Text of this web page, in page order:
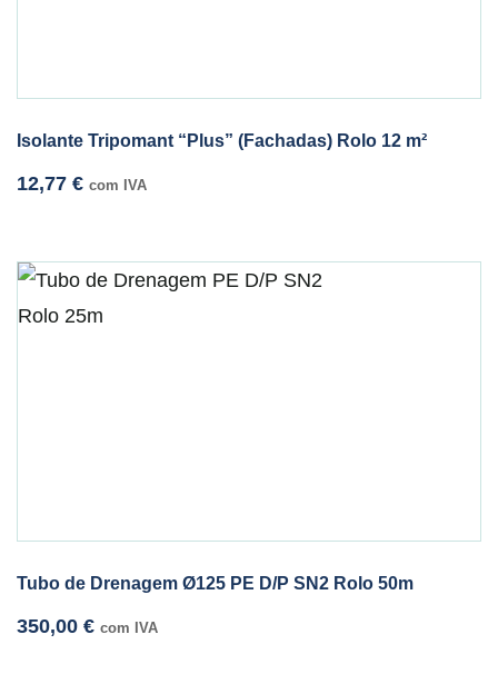
Isolante Tripomant “Plus” (Fachadas) Rolo 12 m²
12,77 € com IVA
Tubo de Drenagem Ø125 PE D/P SN2 Rolo 50m
350,00 € com IVA